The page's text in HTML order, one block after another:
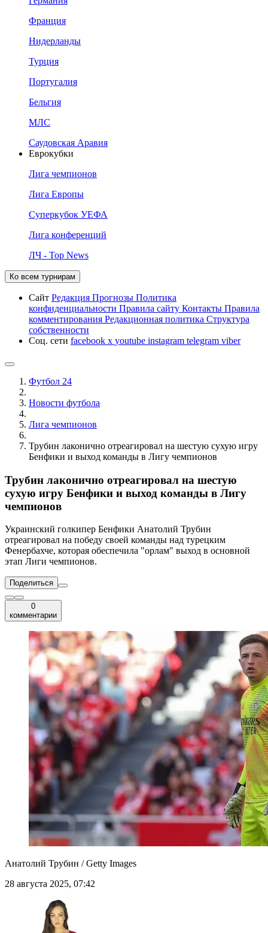
Франция
Нидерланды
Турция
Португалия
Бельгия
МЛС
Саудовская Аравия
Еврокубки
Лига чемпионов
Лига Европы
Суперкубок УЕФА
Лига конференций
ЛЧ - Top News
Ко всем турнирам
Сайт Редакция Прогнозы Политика
конфиденциальности Правила сайту Контакты Правила
комментирования Редакционная политика Структура
собственности
Соц. сети facebook x youtube instagram telegram viber
Футбол 24
Новости футбола
Лига чемпионов
Трубин лаконично отреагировал на шестую сухую игру
Бенфики и выход команды в Лигу чемпионов
Трубин лаконично отреагировал на шестую
сухую игру Бенфики и выход команды в Лигу
чемпионов
Украинский голкипер Бенфики Анатолий Трубин
отреагировал на победу своей команды над турецким
Фенербахче, которая обеспечила "орлам" выход в основной
этап Лиги чемпионов.
Поделиться
0
комментарии
Анатолий Трубин / Getty Images
28 августа 2025, 07:42